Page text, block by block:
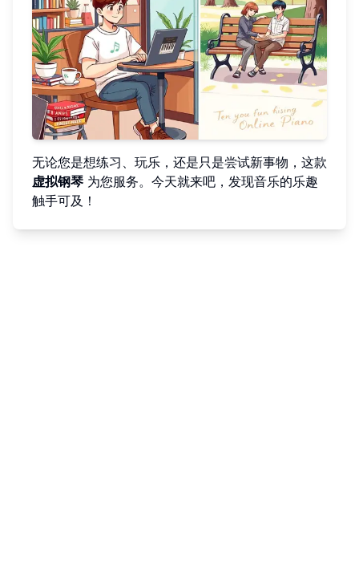
无论您是想练习、玩乐，还是只是尝试新事物，这款
虚拟钢琴 为您服务。今天就来吧，发现音乐的乐趣
触手可及！